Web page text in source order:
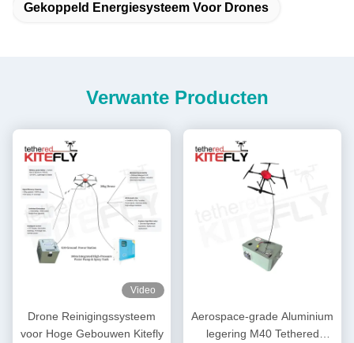
Gekoppeld Energiesysteem Voor Drones
Verwante Producten
Video
Drone Reinigingssysteem
voor Hoge Gebouwen Kitefly
Aerospace-grade Aluminium
legering M40 Tethered